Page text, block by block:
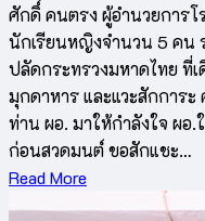
ศักดิ์ คนตรง ผู้อำนวยการ
นักเรียนหญิงจำนวน 5 คน
ปลัดกระทรวงมหาดไทย ที่
มุกดาหาร และแวะสักการ
ท่าน ผอ. มาให้กำลังใจ ผอ
ก่อนสวดมนต์ ขอสักแชะ…
Read More